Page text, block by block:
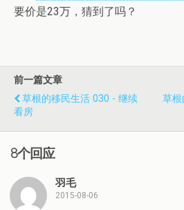
要价是23万，猜到了吗？
前一篇文章
草根的移民生活 030 - 继续
看房
草
8个回应
羽毛
2015-08-06